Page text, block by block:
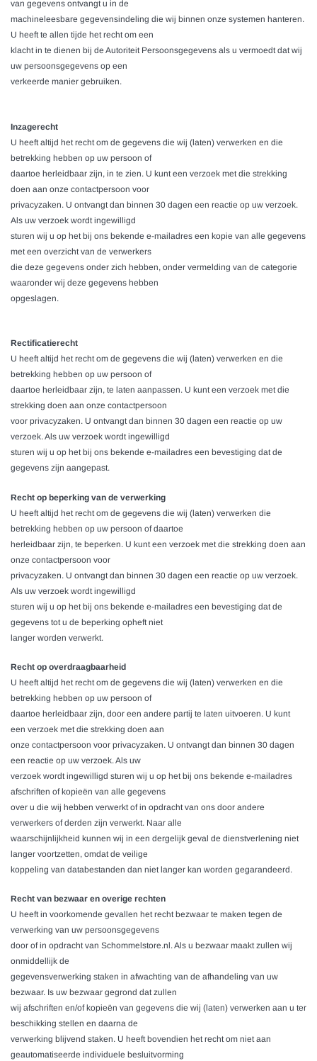
van gegevens ontvangt u in de
machineleesbare gegevensindeling die wij binnen onze systemen hanteren.
U heeft te allen tijde het recht om een
klacht in te dienen bij de Autoriteit Persoonsgegevens als u vermoedt dat wij
uw persoonsgegevens op een
verkeerde manier gebruiken.
Inzagerecht
U heeft altijd het recht om de gegevens die wij (laten) verwerken en die
betrekking hebben op uw persoon of
daartoe herleidbaar zijn, in te zien. U kunt een verzoek met die strekking
doen aan onze contactpersoon voor
privacyzaken. U ontvangt dan binnen 30 dagen een reactie op uw verzoek.
Als uw verzoek wordt ingewilligd
sturen wij u op het bij ons bekende e-mailadres een kopie van alle gegevens
met een overzicht van de verwerkers
die deze gegevens onder zich hebben, onder vermelding van de categorie
waaronder wij deze gegevens hebben
opgeslagen.
Rectificatierecht
U heeft altijd het recht om de gegevens die wij (laten) verwerken en die
betrekking hebben op uw persoon of
daartoe herleidbaar zijn, te laten aanpassen. U kunt een verzoek met die
strekking doen aan onze contactpersoon
voor privacyzaken. U ontvangt dan binnen 30 dagen een reactie op uw
verzoek. Als uw verzoek wordt ingewilligd
sturen wij u op het bij ons bekende e-mailadres een bevestiging dat de
gegevens zijn aangepast.
Recht op beperking van de verwerking
U heeft altijd het recht om de gegevens die wij (laten) verwerken die
betrekking hebben op uw persoon of daartoe
herleidbaar zijn, te beperken. U kunt een verzoek met die strekking doen aan
onze contactpersoon voor
privacyzaken. U ontvangt dan binnen 30 dagen een reactie op uw verzoek.
Als uw verzoek wordt ingewilligd
sturen wij u op het bij ons bekende e-mailadres een bevestiging dat de
gegevens tot u de beperking opheft niet
langer worden verwerkt.
Recht op overdraagbaarheid
U heeft altijd het recht om de gegevens die wij (laten) verwerken en die
betrekking hebben op uw persoon of
daartoe herleidbaar zijn, door een andere partij te laten uitvoeren. U kunt
een verzoek met die strekking doen aan
onze contactpersoon voor privacyzaken. U ontvangt dan binnen 30 dagen
een reactie op uw verzoek. Als uw
verzoek wordt ingewilligd sturen wij u op het bij ons bekende e-mailadres
afschriften of kopieën van alle gegevens
over u die wij hebben verwerkt of in opdracht van ons door andere
verwerkers of derden zijn verwerkt. Naar alle
waarschijnlijkheid kunnen wij in een dergelijk geval de dienstverlening niet
langer voortzetten, omdat de veilige
koppeling van databestanden dan niet langer kan worden gegarandeerd.
Recht van bezwaar en overige rechten
U heeft in voorkomende gevallen het recht bezwaar te maken tegen de
verwerking van uw persoonsgegevens
door of in opdracht van Schommelstore.nl. Als u bezwaar maakt zullen wij
onmiddellijk de
gegevensverwerking staken in afwachting van de afhandeling van uw
bezwaar. Is uw bezwaar gegrond dat zullen
wij afschriften en/of kopieën van gegevens die wij (laten) verwerken aan u ter
beschikking stellen en daarna de
verwerking blijvend staken. U heeft bovendien het recht om niet aan
geautomatiseerde individuele besluitvorming